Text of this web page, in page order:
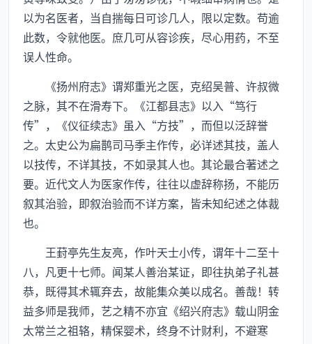
以为名医者，当自揣每日可诊几人，限以定数。苟逾
此数，令就他医。庶几可从容诊疾，尽心用药，不至
误人性命。
《扬州府志》谓郑重光之医，克绍吴普、许叔微
之脉，其不在滑寿下。《江都县志》以入“笃行
传”，《仪征续志》虽入“方技”，而但以泛辞誉
之。太史公为扁鹊司马季主作传，必详述其技，盖人
以技传，不详其技，不如录其人也。其论最合著述之
要。近代文人为医家作传，往往以虚辞称扬，不能历
叙其治验，即叙治验而不详方案，皆未知纪述之体裁
也。
王葑亭先生友亮，作叶天士小传，谓年十二至十
八，凡更十七师。闻某人善治某证，即往执弟子礼甚
恭，既得其术辄弃去，故能集众美以成名。善哉！转
益多师是我师，艺之精不亦宜《绍兴府志》载山阴金
太常兰之祖辂，精保婴术，终身不计财利，不避寒